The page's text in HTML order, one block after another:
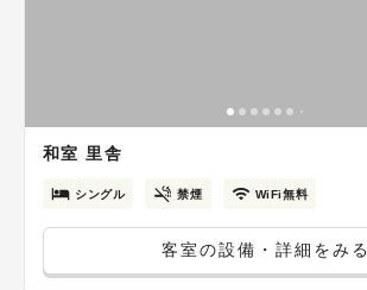
和室 里舎
シングル 禁煙 WiFi無料
客室の設備・詳細をみる